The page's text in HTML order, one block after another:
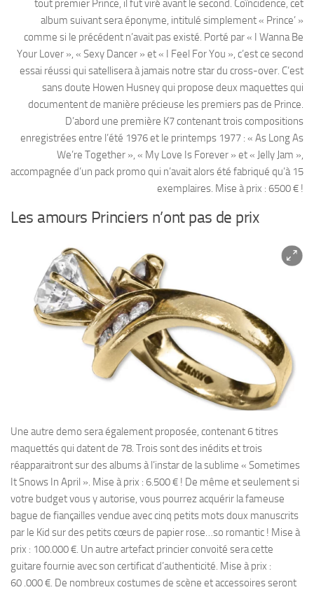
tout premier Prince, il fut viré avant le second. Coïncidence, cet
album suivant sera éponyme, intitulé simplement « Prince’ »
comme si le précédent n’avait pas existé. Porté par « I Wanna Be
Your Lover », « Sexy Dancer » et « I Feel For You », c’est ce second
essai réussi qui satellisera à jamais notre star du cross-over. C’est
sans doute Howen Husney qui propose deux maquettes qui
documentent de manière précieuse les premiers pas de Prince.
D’abord une première K7 contenant trois compositions
enregistrées entre l’été 1976 et le printemps 1977 : « As Long As
We’re Together », « My Love Is Forever » et « Jelly Jam »,
accompagnée d’un pack promo qui n’avait alors été fabriqué qu’à 15
exemplaires. Mise à prix : 6500 € !
Les amours Princiers n’ont pas de prix
Une autre demo sera également proposée, contenant 6 titres
maquettés qui datent de 78. Trois sont des inédits et trois
réapparaitront sur des albums à l’instar de la sublime « Sometimes
It Snows In April ». Mise à prix : 6.500 € ! De même et seulement si
votre budget vous y autorise, vous pourrez acquérir la fameuse
bague de fiançailles vendue avec cinq petits mots doux manuscrits
par le Kid sur des petits cœurs de papier rose…so romantic ! Mise à
prix : 100.000 €. Un autre artefact princier convoité sera cette
guitare fournie avec son certificat d’authenticité. Mise à prix :
60 .000 €. De nombreux costumes de scène et accessoires seront